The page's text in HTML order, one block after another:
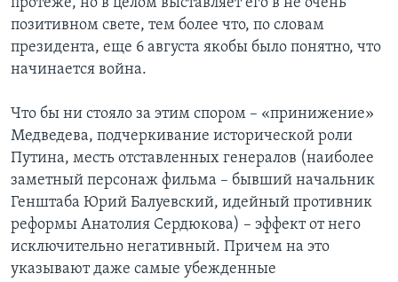
протеже, но в целом выставляет его в не очень
позитивном свете, тем более что, по словам
президента, еще 6 августа якобы было понятно, что
начинается война.
Что бы ни стояло за этим спором – «принижение»
Медведева, подчеркивание исторической роли
Путина, месть отставленных генералов (наиболее
заметный персонаж фильма – бывший начальник
Генштаба Юрий Балуевский, идейный противник
реформы Анатолия Сердюкова) – эффект от него
исключительно негативный. Причем на это
указывают даже самые убежденные